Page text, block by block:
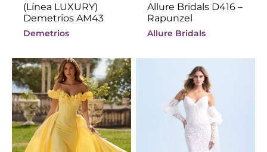
(Línea LUXURY)
Demetrios AM43
Demetrios
Allure Bridals D416 –
Rapunzel
Allure Bridals